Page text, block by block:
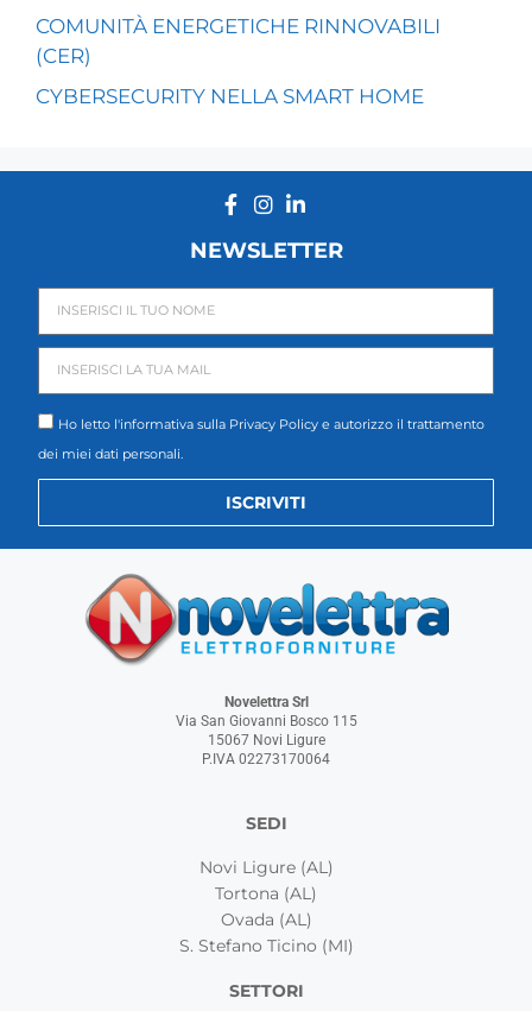
COMUNITÀ ENERGETICHE RINNOVABILI
(CER)
CYBERSECURITY NELLA SMART HOME
NEWSLETTER
Ho letto l'informativa sulla Privacy Policy e autorizzo il trattamento
dei miei dati personali.
ISCRIVITI
Novelettra Srl
Via San Giovanni Bosco 115
15067 Novi Ligure
P.IVA 02273170064
SEDI
Novi Ligure (AL)
Tortona (AL)
Ovada (AL)
S. Stefano Ticino (MI)
SETTORI